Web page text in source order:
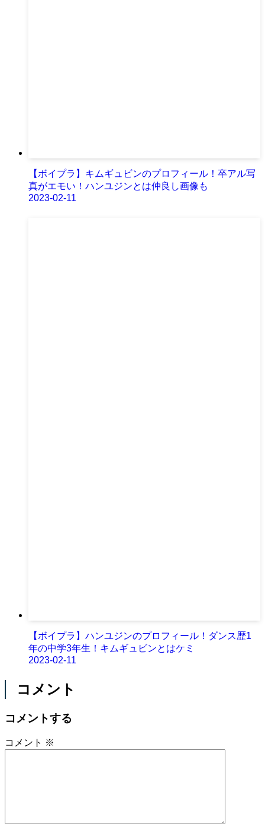
【ボイプラ】キムギュビンのプロフィール！卒アル写
真がエモい！ハンユジンとは仲良し画像も
2023-02-11
【ボイプラ】ハンユジンのプロフィール！ダンス歴1
年の中学3年生！キムギュビンとはケミ
2023-02-11
コメント
コメントする
コメント ※